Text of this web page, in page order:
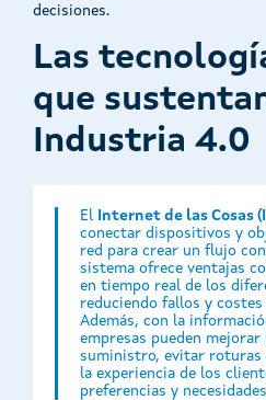
decisiones.
Las
que
Industria 4.0
El Internet de las Cosas
conectar dispositivos y
red para crear un flujo
sistema ofrece ventajas
en tiempo real de los
reduciendo fallos y
Además, con la
empresas pueden mejorar
suministro, evitar roturas
la experiencia de los
preferencias y